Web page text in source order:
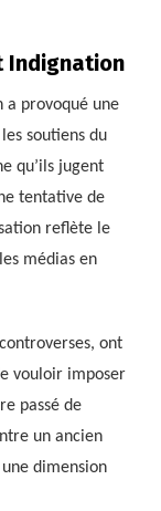
Indignation
a provoqué une
soutiens du
qu’ils jugent
tentative de
reflète le
médias en
ont
vouloir imposer
passé de
un ancien
dimension